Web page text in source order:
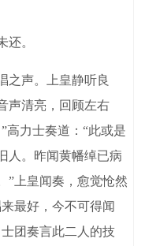
。
声。上皇静听良
声清亮，回顾左右
高力士奏道：“此或是
人。昨闻黄幡绰已病
”上皇闻奏，愈觉怆然
最好，今不可得闻
团奏言此二人的技